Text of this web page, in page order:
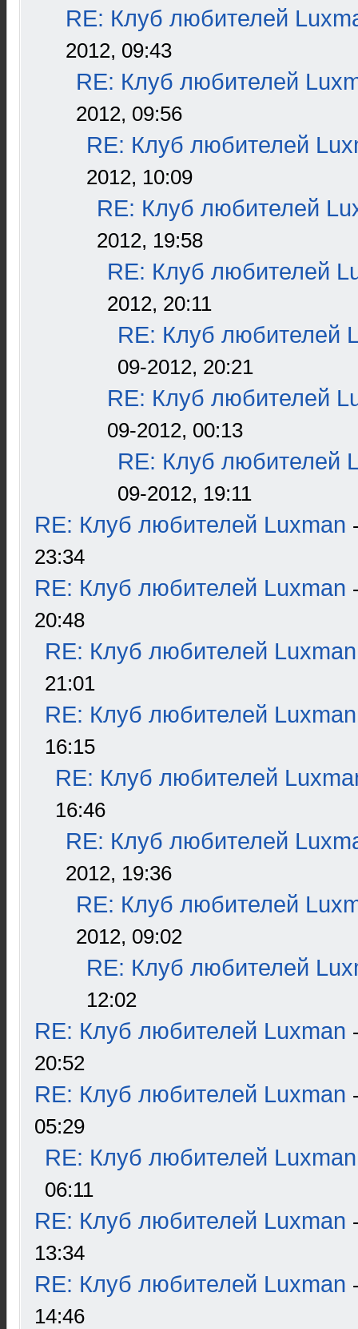
RE: Клуб любителей
2012, 09:43
RE: Клуб любителей
2012, 09:56
RE: Клуб любителей
2012, 10:09
RE: Клуб любителей
2012, 19:58
RE: Клуб любителей
2012, 20:11
RE: Клуб любителей
09-2012, 20:21
RE: Клуб любителей
09-2012, 00:13
RE: Клуб любителей
09-2012, 19:11
RE: Клуб любителей Luxman
23:34
RE: Клуб любителей Luxman
20:48
RE: Клуб любителей Luxman
21:01
RE: Клуб любителей Luxman
16:15
RE: Клуб любителей
16:46
RE: Клуб любителей
2012, 19:36
RE: Клуб любителей
2012, 09:02
RE: Клуб любителей
12:02
RE: Клуб любителей Luxman
20:52
RE: Клуб любителей Luxman
05:29
RE: Клуб любителей Luxman
06:11
RE: Клуб любителей Luxman
13:34
RE: Клуб любителей Luxman
14:46